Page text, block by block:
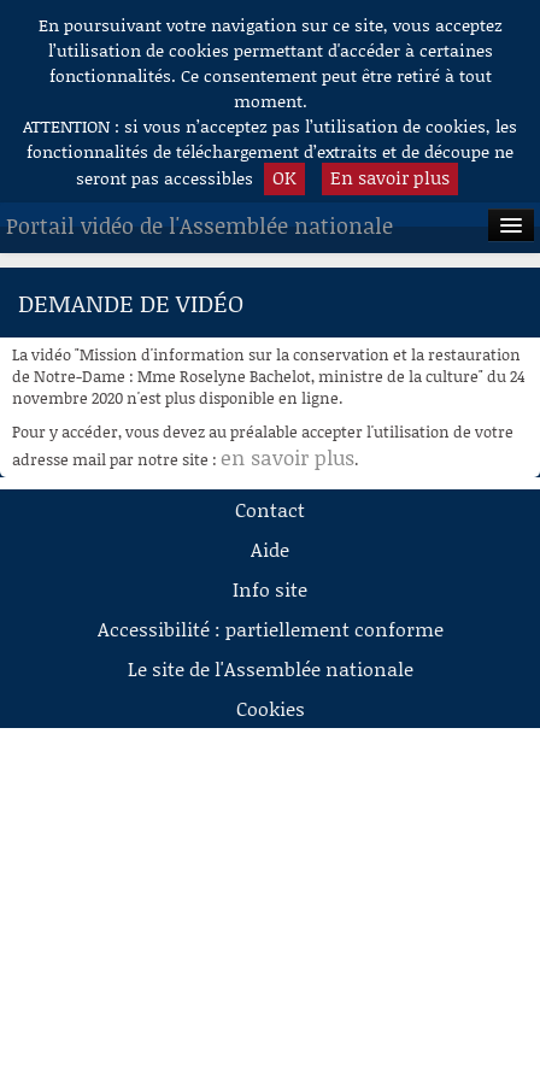
Aller au contenu
En poursuivant votre navigation sur ce site, vous acceptez
l’utilisation de cookies permettant d'accéder à certaines
fonctionnalités. Ce consentement peut être retiré à tout
moment.
ATTENTION : si vous n’acceptez pas l’utilisation de cookies, les
fonctionnalités de téléchargement d’extraits et de découpe ne
seront pas accessibles
OK En savoir plus
Portail vidéo de l'Assemblée nationale
ACCUEIL
À LA DEMANDE
RECHERCHE
AIDE À LA DÉCOUPE
DE VIDÉOS
DEMANDE DE VIDÉO
La vidéo "Mission d'information sur la conservation et la restauration
de Notre-Dame : Mme Roselyne Bachelot, ministre de la culture" du 24
novembre 2020 n'est plus disponible en ligne.
Pour y accéder, vous devez au préalable accepter l'utilisation de votre
adresse mail par notre site : en savoir plus.
Contact
Aide
Info site
Accessibilité : partiellement conforme
Le site de l'Assemblée nationale
Cookies